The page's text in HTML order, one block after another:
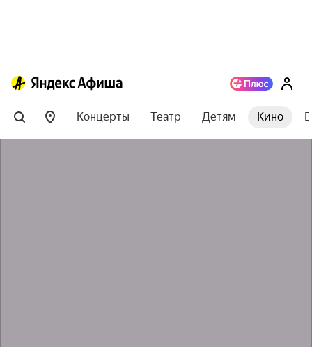
Концерты Театр Детям Кино